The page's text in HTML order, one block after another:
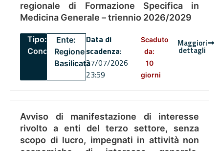
regionale di Formazione Specifica in
Medicina Generale – triennio 2026/2029
Tipo:
Concorsi
Ente:
Regione
Basilicata
Data di
scadenza:
27/07/2026
23:59
Scaduto
da:
10
giorni
Maggiori
dettagli
Avviso di manifestazione di interesse
rivolto a enti del terzo settore, senza
scopo di lucro, impegnati in attività non